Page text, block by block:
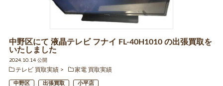
中野区にて 液晶テレビ フナイ FL-40H1010 の出張買取を
いたしました
2024.10.14 公開
テレビ 買取実績
家電 買取実績
中野区 出張買取 小平店